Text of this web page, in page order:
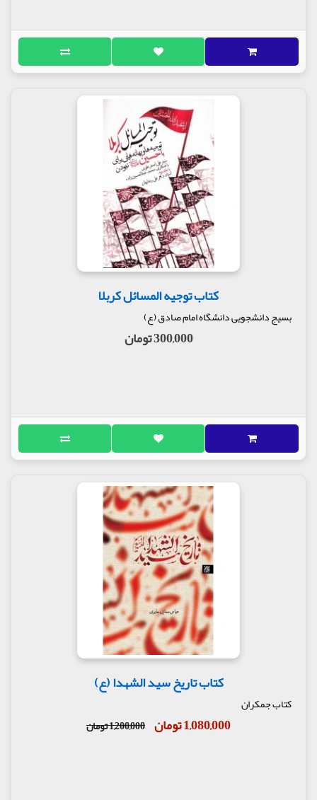
کتاب توجیه المسائل کربلا
بسیج دانشجویی دانشگاه امام صادق (ع)
300,000 تومان
کتاب تاریخ سید الشهدا (ع)
کتاب جمکران
1,080,000 تومان 1,200,000 تومان